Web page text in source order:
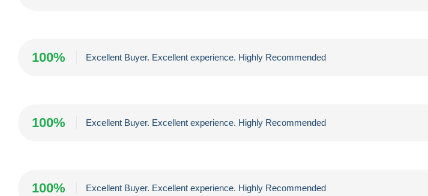
100% Excellent Buyer. Excellent experience. Highly Recommended
100% Excellent Buyer. Excellent experience. Highly Recommended
100% Excellent Buyer. Excellent experience. Highly Recommended